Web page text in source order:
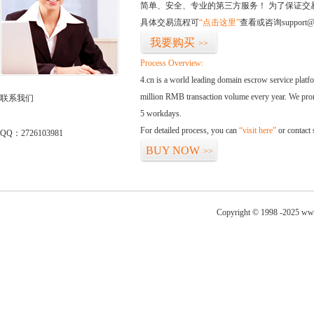
联系我们
QQ：2726103981
简单、安全、专业的第三方服务！ 为了保证
具体交易流程可“点击这里”查看或咨询
我要购买 >>
Process Overview:
4.cn is a world leading domain escrow service
million RMB transaction volume every year. We
5 workdays.
For detailed process, you can “visit here” or contact
BUY NOW >>
Copyright © 1998 -2025